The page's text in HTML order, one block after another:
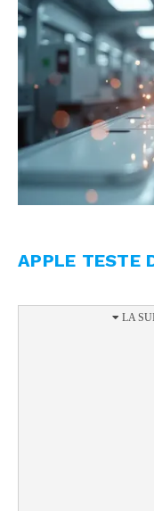
APPLE TESTE